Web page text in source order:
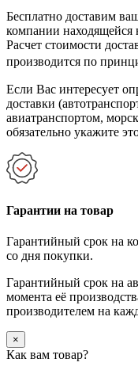
Бесплатно доставим
компании находящейся
Расчет стоимости
производится по
Если Вас интересует
доставки
авиатранспортом,
обязательно укажите
Гарантии на товар
Гарантийный срок на
со дня покупки.
Гарантийный срок на
момента её
производителем на
×
Как вам товар?